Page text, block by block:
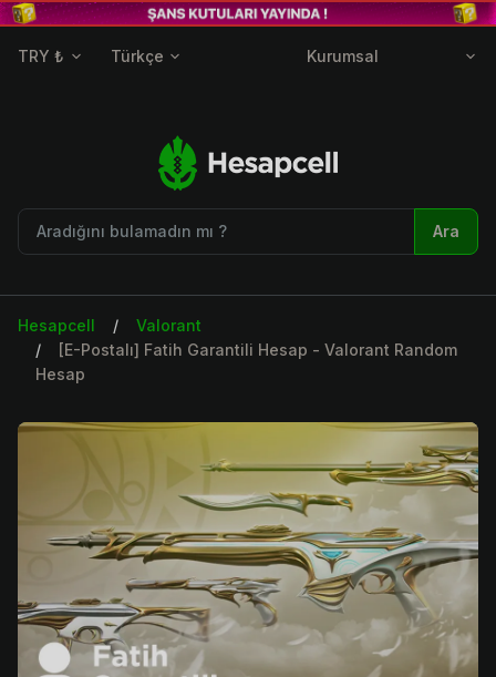
TRY ₺ Türkçe Kurumsal
Ara
Hesapcell
Valorant
[E-Postalı] Fatih Garantili Hesap - Valorant Random
Hesap